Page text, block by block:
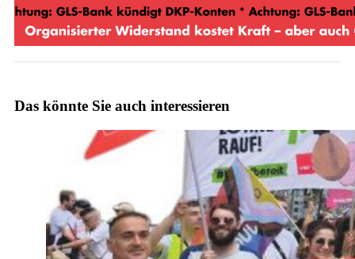
Das könnte Sie auch interessieren